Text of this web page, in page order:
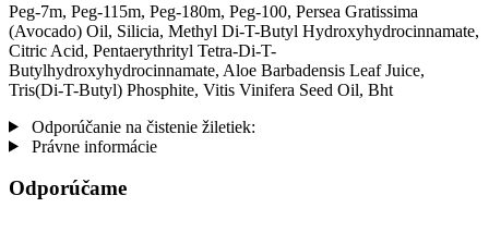
Peg-7m, Peg-115m, Peg-180m, Peg-100, Persea Gratissima
(Avocado) Oil, Silicia, Methyl Di-T-Butyl Hydroxyhydrocinnamate,
Citric Acid, Pentaerythrityl Tetra-Di-T-
Butylhydroxyhydrocinnamate, Aloe Barbadensis Leaf Juice,
Tris(Di-T-Butyl) Phosphite, Vitis Vinifera Seed Oil, Bht
Odporúčanie na čistenie žiletiek:
Právne informácie
Odporúčame